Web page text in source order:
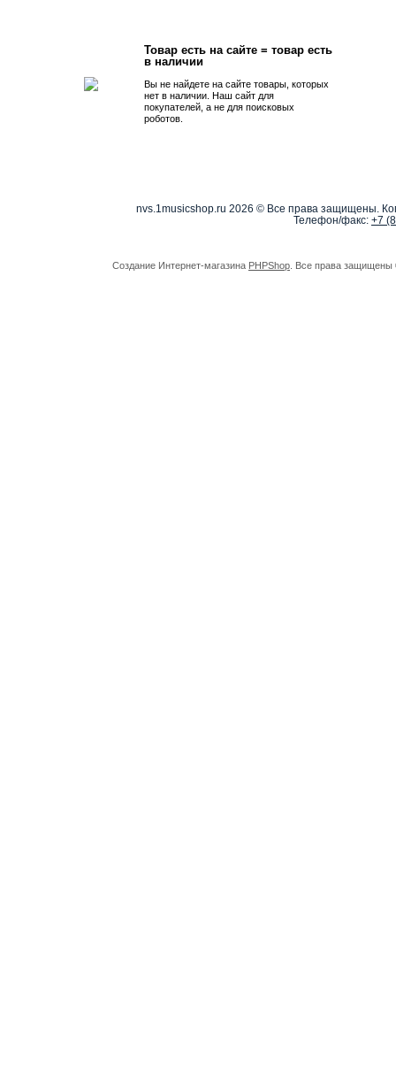
Товар есть на сайте = товар есть
в наличии
Вы не найдете на сайте товары, которых
нет в наличии. Наш сайт для
покупателей, а не для поисковых
роботов.
nvs.1musicshop.ru 2026 © Все права защищены.
Телефон/факс: +7
Создание Интернет-магазина PHPShop . Все права защищены